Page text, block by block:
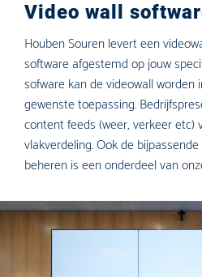
Video wall
Houben Souren levert een
software afgestemd op jouw
sofware kan de videowall worden
gewenste toepassing.
content feeds (weer, verkeer etc)
vlakverdeling. Ook de
beheren is een onderdeel van